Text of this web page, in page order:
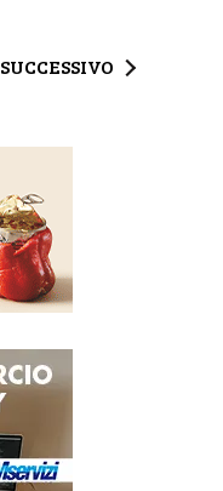
SUCCESSIVO